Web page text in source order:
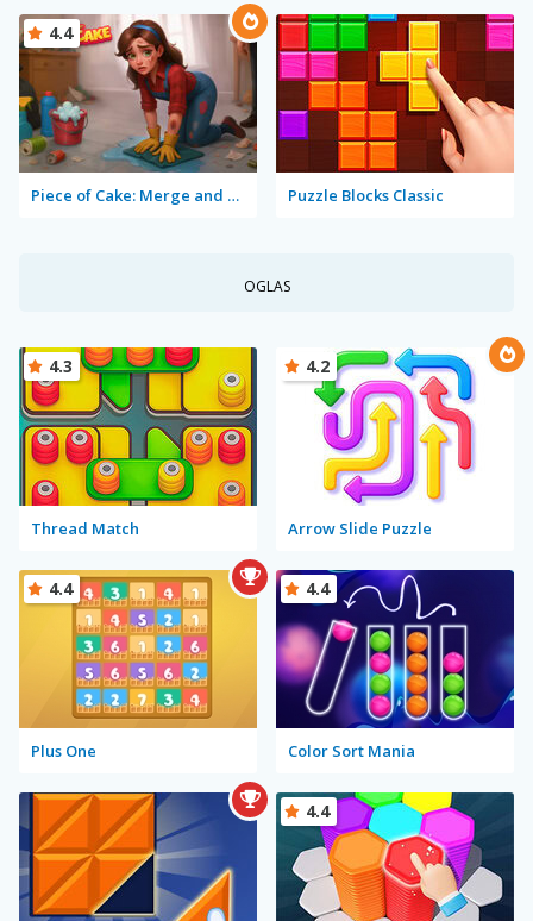
Piece of Cake: Merge and Bake
4.4
Puzzle Blocks Classic
OGLAS
Thread Match
4.3
Arrow Slide Puzzle
4.2
Plus One
4.4
Color Sort Mania
4.4
4.4